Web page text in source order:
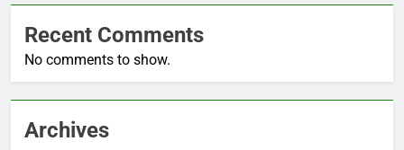
Recent Comments
No comments to show.
Archives